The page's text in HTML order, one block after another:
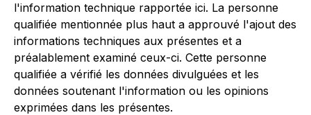
l'information technique rapportée ici. La personne
qualifiée mentionnée plus haut a approuvé l'ajout des
informations techniques aux présentes et a
préalablement examiné ceux-ci. Cette personne
qualifiée a vérifié les données divulguées et les
données soutenant l'information ou les opinions
exprimées dans les présentes.